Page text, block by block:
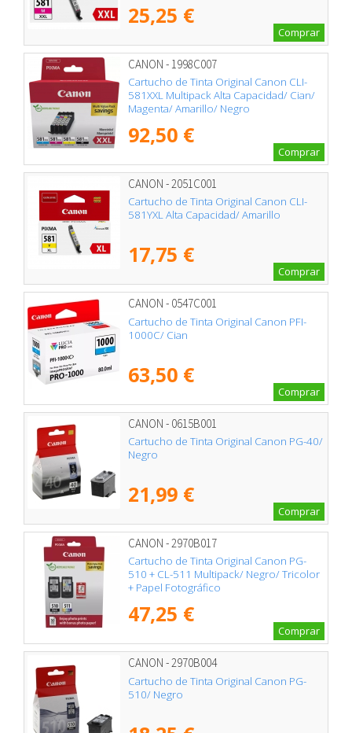
25,25 €
Comprar
CANON - 1998C007
Cartucho de Tinta Original Canon CLI-
581XXL Multipack Alta Capacidad/ Cian/
Magenta/ Amarillo/ Negro
92,50 €
Comprar
CANON - 2051C001
Cartucho de Tinta Original Canon CLI-
581YXL Alta Capacidad/ Amarillo
17,75 €
Comprar
CANON - 0547C001
Cartucho de Tinta Original Canon PFI-
1000C/ Cian
63,50 €
Comprar
CANON - 0615B001
Cartucho de Tinta Original Canon PG-40/
Negro
21,99 €
Comprar
CANON - 2970B017
Cartucho de Tinta Original Canon PG-
510 + CL-511 Multipack/ Negro/ Tricolor
+ Papel Fotográfico
47,25 €
Comprar
CANON - 2970B004
Cartucho de Tinta Original Canon PG-
510/ Negro